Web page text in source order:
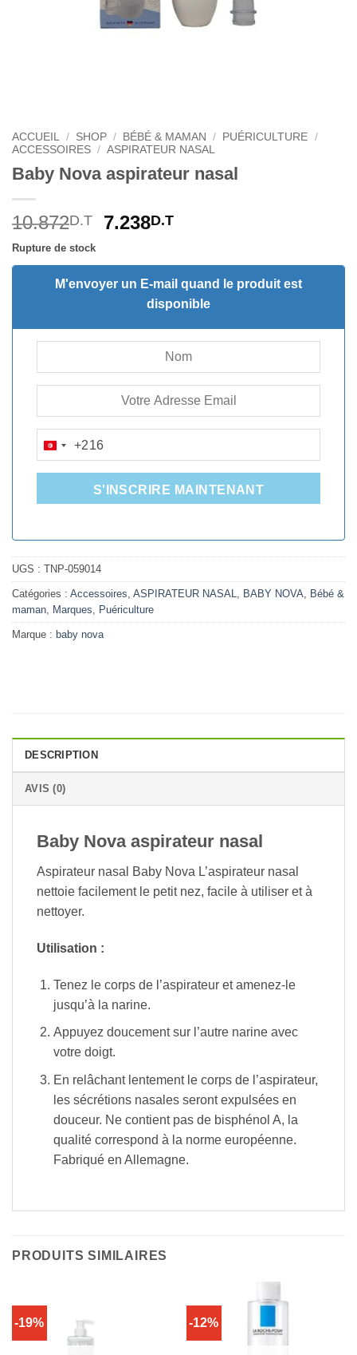
ACCUEIL / SHOP / BÉBÉ & MAMAN / PUÉRICULTURE /
ACCESSOIRES / ASPIRATEUR NASAL
Baby Nova aspirateur nasal
10.872D.T
Le
initial
était :
10.872D.T.
7.238D.TLe
actuel
est :
7.238D.T.
Rupture de stock
M'envoyer un E-mail quand le produit est
disponible
TUNISIA
+216
+216
S'INSCRIRE MAINTENANT
UGS : TNP-059014
Catégories : Accessoires, ASPIRATEUR NASAL, BABY NOVA, Bébé &
maman, Marques, Puériculture
Marque : baby nova
DESCRIPTION
AVIS (0)
Baby Nova aspirateur nasal
Aspirateur nasal Baby Nova L’aspirateur nasal
nettoie facilement le petit nez, facile à utiliser et à
nettoyer.
Utilisation :
Tenez le corps de l’aspirateur et amenez-le
jusqu’à la narine.
Appuyez doucement sur l’autre narine avec
votre doigt.
En relâchant lentement le corps de l’aspirateur,
les sécrétions nasales seront expulsées en
douceur. Ne contient pas de bisphénol A, la
qualité correspond à la norme européenne.
Fabriqué en Allemagne.
PRODUITS SIMILAIRES
-19% -12%